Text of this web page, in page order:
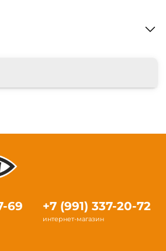
69 +7 (991) 337-20-72
интернет-магазин